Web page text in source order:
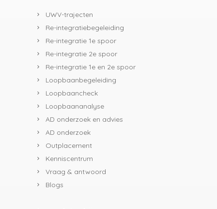
UWV-trajecten
Re-integratiebegeleiding
Re-integratie 1e spoor
Re-integratie 2e spoor
Re-integratie 1e en 2e spoor
Loopbaanbegeleiding
Loopbaancheck
Loopbaananalyse
AD onderzoek en advies
AD onderzoek
Outplacement
Kenniscentrum
Vraag & antwoord
Blogs